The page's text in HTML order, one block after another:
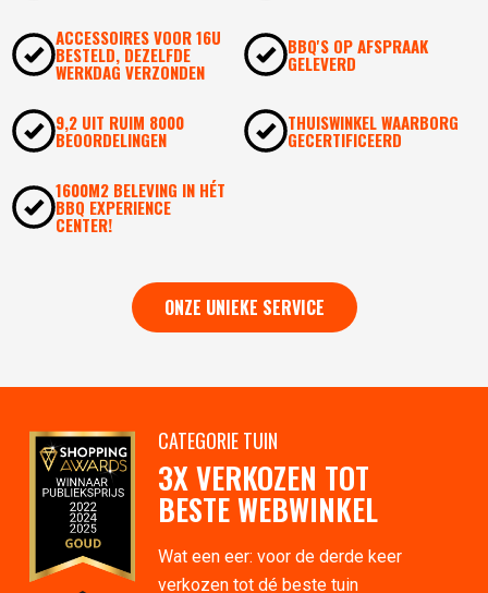
ACCESSOIRES VOOR 16U
BESTELD, DEZELFDE
WERKDAG VERZONDEN
BBQ'S OP AFSPRAAK
GELEVERD
9,2 UIT RUIM 8000
BEOORDELINGEN
THUISWINKEL WAARBORG
GECERTIFICEERD
1600M2 BELEVING IN HÉT
BBQ EXPERIENCE
CENTER!
ONZE UNIEKE SERVICE
CATEGORIE TUIN
3X VERKOZEN TOT
BESTE WEBWINKEL
Wat een eer: voor de derde keer
verkozen tot dé beste tuin